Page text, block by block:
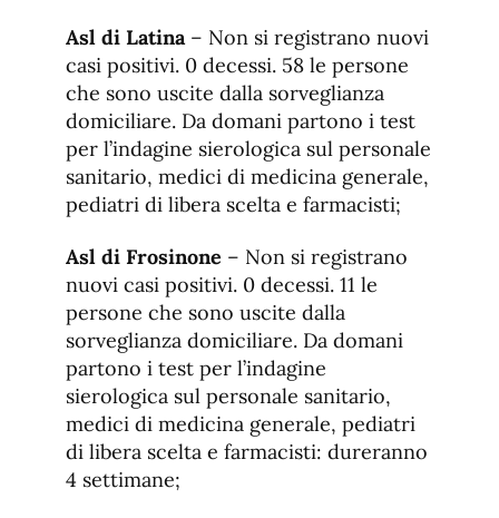
Asl di Latina– Non si registrano nuovi
casi positivi. 0 decessi. 58 le persone
che sono uscite dalla sorveglianza
domiciliare. Da domani partono i test
per l’indagine sierologica sul personale
sanitario, medici di medicina generale,
pediatri di libera scelta e farmacisti;
Asl di Frosinone – Non si registrano
nuovi casi positivi. 0 decessi. 11 le
persone che sono uscite dalla
sorveglianza domiciliare. Da domani
partono i test per l’indagine
sierologica sul personale sanitario,
medici di medicina generale, pediatri
di libera scelta e farmacisti: dureranno
4 settimane;